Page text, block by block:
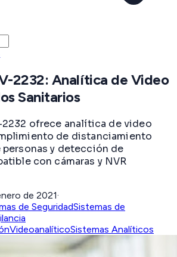
2232: Analítica de Video
Sanitarios
2232 ofrece analítica de video
de distanciamiento
y detección de
con cámaras y NVR
de 2021·
de SeguridadSistemas de
VideoanalíticoSistemas Analíticos